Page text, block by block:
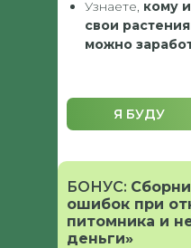
Узнаете, кому
свои
можно
БОНУС:
ошибок при
питомника и
деньги»
Я БУДУ